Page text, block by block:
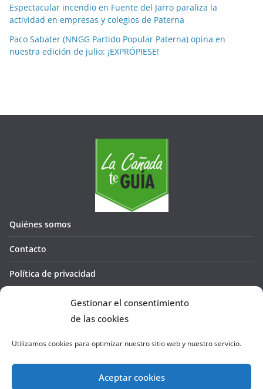
Gestionar el consentimiento
de las cookies
Utilizamos cookies para optimizar nuestro sitio web y nuestro servicio.
Aceptar cookies
s
Espectacular incendio en Fuente del Jarro paraliza la
actividad en empresas y colegios de Paterna
Paco Sabater (NNGG Partido Popular Paterna) opina en
nuestra edición de julio: ¡EXPRÓPIESE!
Quiénes somos
Contacto
Política de privacidad
Política de cookies (UE)